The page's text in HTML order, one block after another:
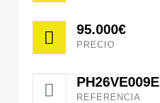
95.000€
PRECIO
PH26VE009E
REFERENCIA